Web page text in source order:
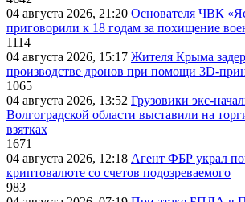
04 августа 2026, 21:20 Основателя ЧВК
приговорили к 18 годам за похищение
1114
04 августа 2026, 15:17 Жителя Крыма
производстве дронов при помощи
1065
04 августа 2026, 13:52 Грузовики экс-
Волгоградской области выставили на
взятках
1671
04 августа 2026, 12:18 Агент ФБР украл
криптовалюте со счетов подозреваемого
983